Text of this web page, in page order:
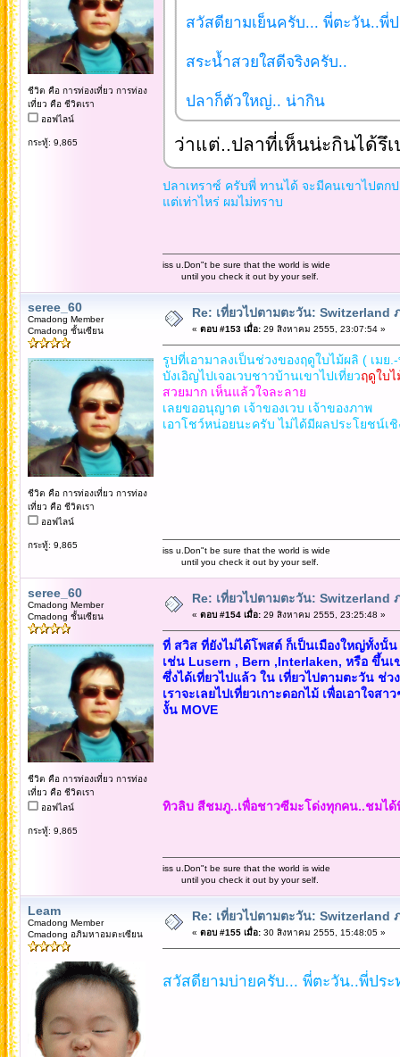
ชีวิต คือ การท่องเที่ยว การท่อง
เที่ยว คือ ชีวิตเรา
ออฟไลน์
กระทู้: 9,865
สวัสดียามเย็นครับ... พี่ตะวัน..พี่
สระน้ำสวยใสดีจริงครับ..
ปลาก็ตัวใหญ่.. น่ากิน
ว่าแต่..ปลาที่เห็นน่ะกินได้รึเ
ปลาเทราซ์ ครับพี่ ทานได้ จะมีคนเขาไปตก
แต่เท่าไหร่ ผมไม่ทราบ
iss u.Don"t be sure that the world is wide
until you check it out by your self.
seree_60
Cmadong Member
Cmadong ชั้นเซียน
ชีวิต คือ การท่องเที่ยว การท่อง
เที่ยว คือ ชีวิตเรา
ออฟไลน์
กระทู้: 9,865
Re: เที่ยวไปตามตะวัน: Switzerland
« ตอบ #153 เมื่อ:29 สิงหาคม 2555, 23:07:54 »
รูปที่เอามาลงเป็นช่วงของฤดูใบไม้ผลิ ( เมย
บังเอิญไปเจอเวบชาวบ้านเขาไปเที่ยวฤดูใบไ
สวยมาก เห็นแล้วใจละลาย
เลยขออนุญาต เจ้าของเวบ เจ้าของภาพ
เอาโชว์หน่อยนะครับ ไม่ได้มีผลประโยชน์เ
iss u.Don"t be sure that the world is wide
until you check it out by your self.
seree_60
Cmadong Member
Cmadong ชั้นเซียน
ชีวิต คือ การท่องเที่ยว การท่อง
เที่ยว คือ ชีวิตเรา
ออฟไลน์
กระทู้: 9,865
Re: เที่ยวไปตามตะวัน: Switzerland
« ตอบ #154 เมื่อ:29 สิงหาคม 2555, 23:25:48 »
ที่ สวิส ที่ยังไม่ได้โพสต์ ก็เป็นเมืองใหญ่ทั้งนั้น
เช่น Lusern , Bern ,Interlaken, หรือ ขึ้นเ
ซึ่งได้เที่ยวไปแล้ว ใน เที่ยวไปตามตะวัน ช่
เราจะเลยไปเที่ยวเกาะดอกไม้ เพื่อเอาใจสาว
งั้น MOVE
ทิวลิบ สีชมภู..เพื่อชาวซีมะโด่งทุกคน..ชมได้
iss u.Don"t be sure that the world is wide
until you check it out by your self.
Leam
Cmadong Member
Cmadong อภิมหาอมตะเซียน
Re: เที่ยวไปตามตะวัน: Switzerland
« ตอบ #155 เมื่อ:30 สิงหาคม 2555, 15:48:05 »
สวัสดียามบ่ายครับ... พี่ตะวัน..พี่ปร